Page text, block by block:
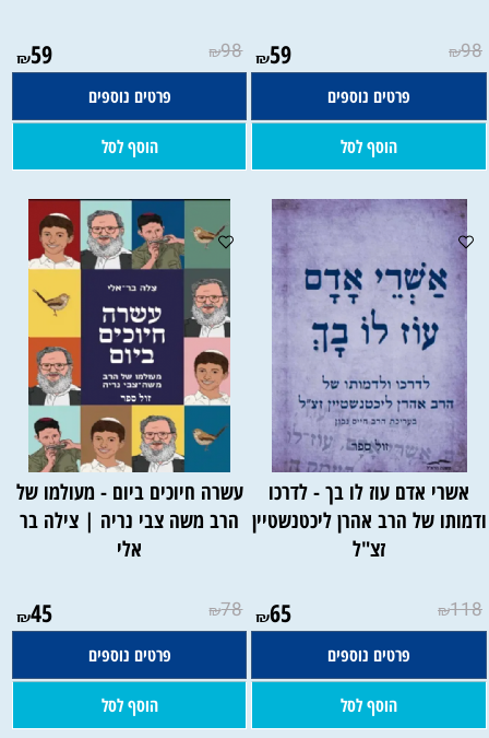
₪98
₪59
פרטים נוספים
הוסף לסל
₪98
₪59
פרטים נוספים
הוסף לסל
אשרי אדם עוז לו בך - לדרכו
של הרב אהרן ליכטנשטיין
זצ"ל
₪118
₪65
פרטים נוספים
הוסף לסל
עשרה חיוכים ביום - מעולמו של
הרב משה צבי נריה | צילה בר
אלי
₪78
₪45
פרטים נוספים
הוסף לסל